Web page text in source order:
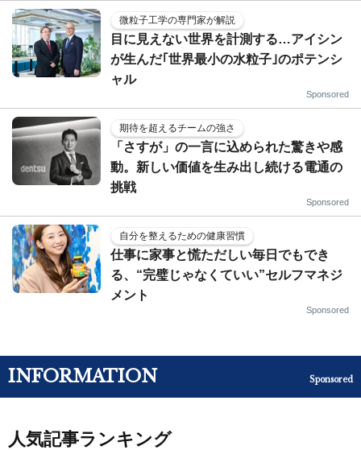
微粒子工学の専門家が解説
目に見えない世界を計測する…アイシン
が生んだ｢世界最小の水粒子｣のポテンシ
ャル
Sponsored
期待を超えるチームの強さ
「さすが」の一言に込められた驚きや感
動。新しい価値を生み出し続ける電通の
挑戦
Sponsored
自分を整えるための健康習慣
仕事に家事と慌ただしい毎日でもでき
る、“完璧じゃなくていい”セルフマネジ
メント
Sponsored
INFORMATION Sponsored
人気記事ランキング